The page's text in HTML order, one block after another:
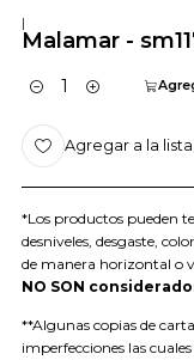
|
Malamar -
Cantidad
Agregar a la
*Los productos pueden
desniveles, desgaste,
de manera horizontal o
NO SON
**Algunas copias de
imperfecciones las